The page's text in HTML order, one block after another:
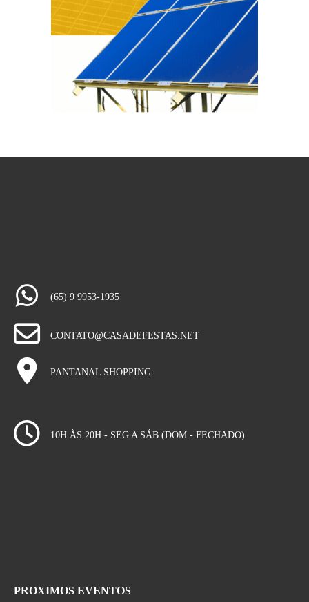
(65) 9 9953-1935
CONTATO@CASADEFESTAS.NET
PANTANAL SHOPPING
10H ÀS 20H - SEG A SÁB (DOM - FECHADO)
PROXIMOS EVENTOS